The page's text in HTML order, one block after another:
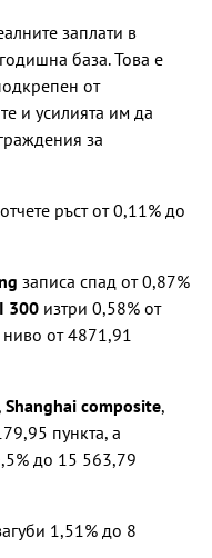
заплати в
база. Това е
от
и усилията им да
за
отчете ръст от 0,11% до
записа спад от 0,87%
300 изтри 0,58% от
от 4871,91
Shanghai composite,
пункта, а
до 15 563,79
1,51% до 8